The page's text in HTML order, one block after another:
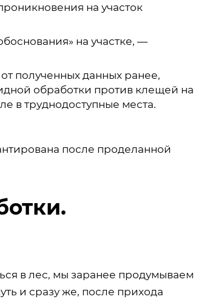
на участок
на участке, —
полученных данных ранее,
обработки против клещей на
в труднодоступные места.
после проделанной
в лес, мы заранее продумываем
и сразу же, после прихода